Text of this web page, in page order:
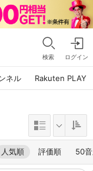
検索 ログイン
ネル Rakuten PLAY
人気順 評価順 50